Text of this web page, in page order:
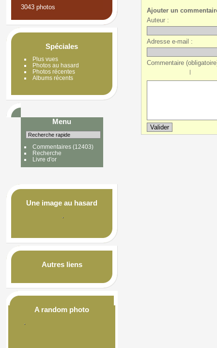
3043 photos
Spéciales
Plus vues
Photos au hasard
Photos récentes
Albums récents
Menu
Commentaires(12403)
Recherche
Livre d'or
Une image au hasard
Autres liens
A random photo
Ajouter un
Auteur :
Adresse e-mail :
Commentaire
|